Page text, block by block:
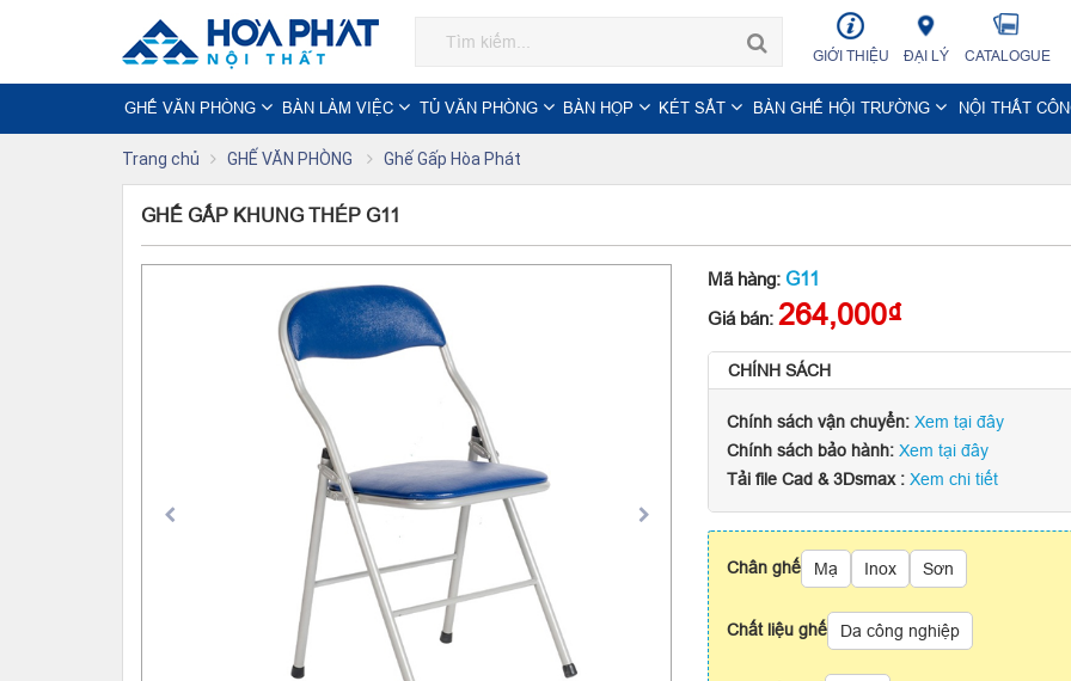
GIỚI THIỆU ĐẠI LÝ CATALOGUE
GHẾ VĂN PHÒNG BÀN LÀM VIỆC TỦ VĂN PHÒNG BÀN HỌP KÉT SẮT BÀN GHẾ HỘI TRƯỜNG NỘI THẤT
Trang chủ GHẾ VĂN PHÒNG Ghế Gấp Hòa Phát
GHẾ GẤP KHUNG THÉP G11
Mã hàng:G11
Giá bán:264,000₫
CHÍNH SÁCH
Chính sách vận chuyển:Xem tại đây
Chính sách bảo hành:Xem tại đây
Tải file Cad & 3Dsmax :Xem chi tiết
Chân ghế Mạ Inox Sơn
Chất liệu ghế Da công nghiệp